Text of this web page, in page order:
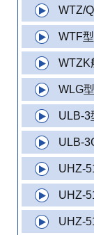
WTZ/
WTF
WTZK
WLG
ULB-3
ULB-
UHZ-
UHZ-
UHZ-